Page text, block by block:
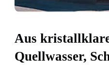
Aus
Quellwasser,